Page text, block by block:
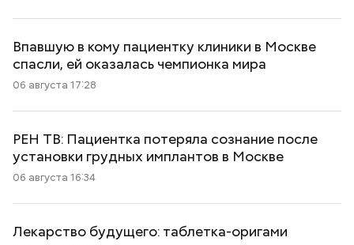
Впавшую в кому пациентку клиники в Москве
спасли, ей оказалась чемпионка мира
06 августа 17:28
РЕН ТВ: Пациентка потеряла сознание после
установки грудных имплантов в Москве
06 августа 16:34
Лекарство будущего: таблетка-оригами